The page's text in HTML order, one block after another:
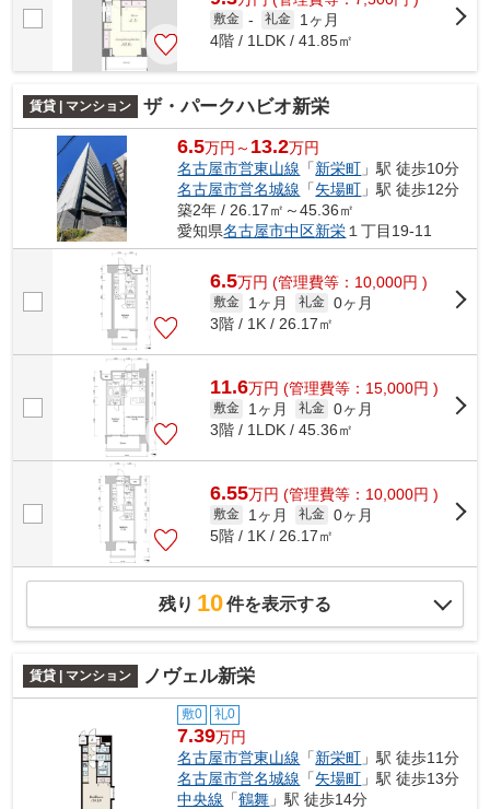
敷金 - 礼金
1ヶ月
4階 / 1LDK / 41.85㎡
賃貸 | マンション ザ・パークハビオ新栄
6.5万円～ 13.2万円
名古屋市営東山線 「新栄町 」駅 徒歩10分
名古屋市営名城線 「矢場町 」駅 徒歩12分
築2年 / 26.17㎡～45.36㎡
愛知県名古屋市中区新栄 １丁目19-11
6.5万円 (管理費等：10,000円 )
敷金 1ヶ月 礼金 0ヶ月
3階 / 1K / 26.17㎡
11.6万円 (管理費等：15,000円 )
敷金 1ヶ月 礼金 0ヶ月
3階 / 1LDK / 45.36㎡
6.55万円 (管理費等：10,000円 )
敷金 1ヶ月 礼金 0ヶ月
5階 / 1K / 26.17㎡
残り 10件を表示する
賃貸 | マンション ノヴェル新栄
敷0 礼0
7.39万円
名古屋市営東山線 「新栄町 」駅 徒歩11分
名古屋市営名城線 「矢場町 」駅 徒歩13分
中央線 「鶴舞 」駅 徒歩14分